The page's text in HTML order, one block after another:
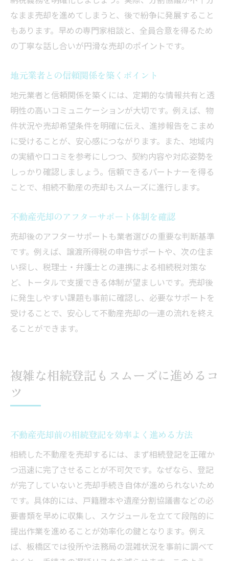
なまま売却を進めてしまうと、後で紛争に発展すること
もあります。早めの専門家相談と、全員合意を得るため
の丁寧な話し合いが円滑な売却のポイントです。
地元業者との信頼関係を築くポイント
地元業者と信頼関係を築くには、定期的な情報共有と透
明性の高いコミュニケーションが大切です。例えば、物
件状況や売却希望条件を明確に伝え、進捗報告をこまめ
に受けることが、安心感につながります。また、地域内
の実績や口コミを参考にしつつ、契約内容や対応姿勢を
しっかり確認しましょう。信頼できるパートナーを得る
ことで、相続不動産の売却もスムーズに進行します。
不動産売却のアフターサポート体制を確認
売却後のアフターサポートも業者選びの重要な判断基準
です。例えば、譲渡所得税の申告サポートや、次の住ま
い探し、税理士・弁護士との連携による相続税対策な
ど、トータルで支援できる体制が望ましいです。売却後
に発生しやすい課題も事前に確認し、必要なサポートを
受けることで、安心して不動産売却の一連の流れを終え
ることができます。
複雑な相続登記もスムーズに進めるコ
ツ
不動産売却前の相続登記を効率よく進める方法
相続した不動産を売却するには、まず相続登記を正確か
つ迅速に完了させることが不可欠です。なぜなら、登記
が完了していないと売却手続き自体が進められないため
です。具体的には、戸籍謄本や遺産分割協議書などの必
要書類を早めに収集し、スケジュールを立てて段階的に
提出作業を進めることが効率化の鍵となります。例え
ば、板橋区では役所や法務局の混雑状況を事前に調べて